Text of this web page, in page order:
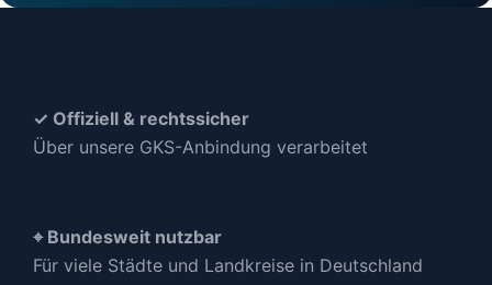
✓ Offiziell & rechtssicher
Über unsere GKS-Anbindung verarbeitet
⌖ Bundesweit nutzbar
Für viele Städte und Landkreise in Deutschland